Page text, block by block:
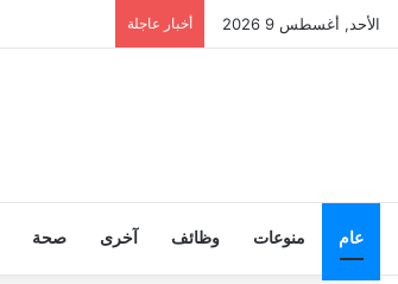
الأحد, أغسطس 9 2026 أخبار عاجلة
عام منوعات وظائف آخرى صحة